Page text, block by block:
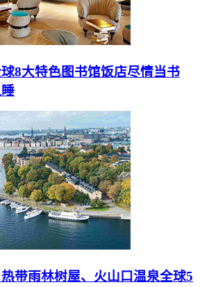
8大特色图书馆饭店尽情当书
带雨林树屋、火山口温泉全球5